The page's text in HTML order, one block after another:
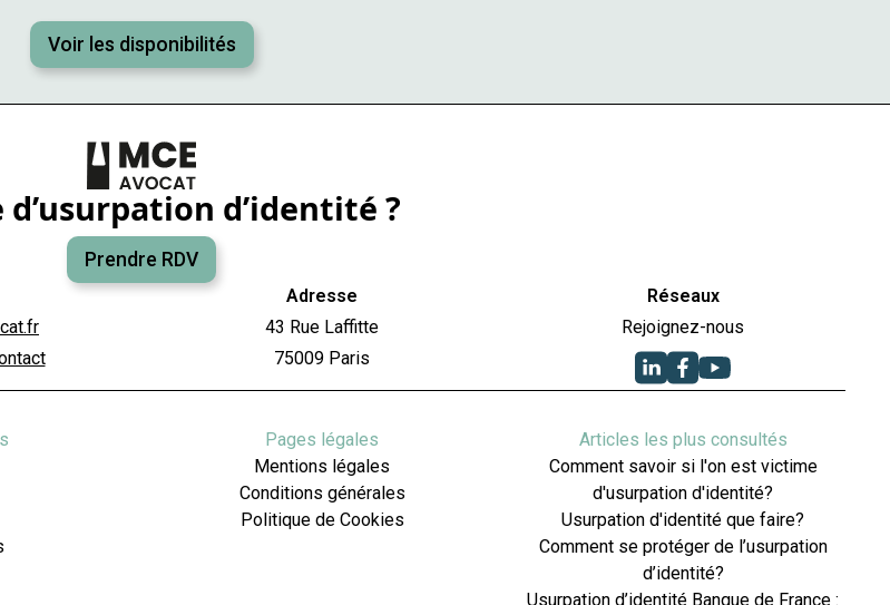
Voir les disponibilités
d’identité ?
Prendre RDV
Adresse
43 Rue Laffitte
75009 Paris
Réseaux
Rejoignez-nous
Pages légales
Mentions légales
Conditions générales
Politique de Cookies
Articles les plus consultés
Comment savoir si l'on est victime
d'usurpation d'identité?
Usurpation d'identité que faire?
Comment se protéger de l’usurpation
d’identité?
Usurpation d’identité Banque de France :